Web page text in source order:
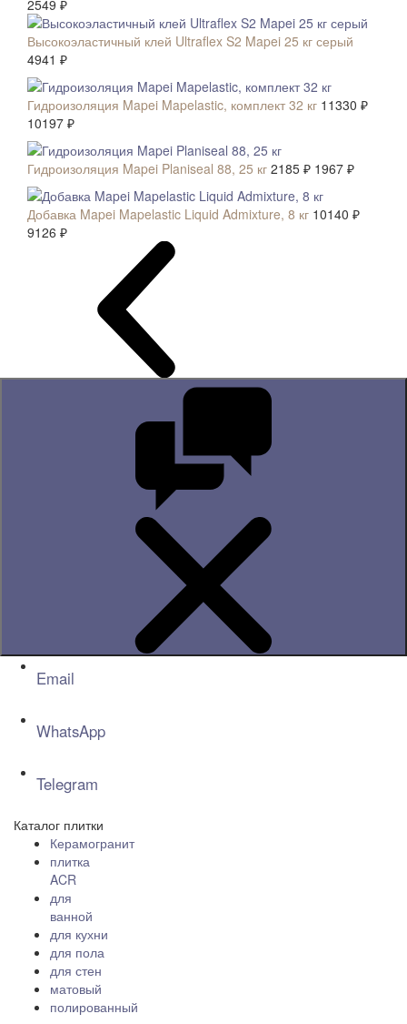
2549 ₽
Высокоэластичный клей Ultraflex S2 Mapei 25 кг серый
4941 ₽
Гидроизоляция Mapei Mapelastic, комплект 32 кг 11330 ₽
10197 ₽
Гидроизоляция Mapei Planiseal 88, 25 кг 2185 ₽ 1967 ₽
Добавка Mapei Mapelastic Liquid Admixture, 8 кг 10140 ₽
9126 ₽
Email
WhatsApp
Telegram
Каталог плитки
Керамогранит
плитка
ACR
для
ванной
для кухни
для пола
для стен
матовый
полированный